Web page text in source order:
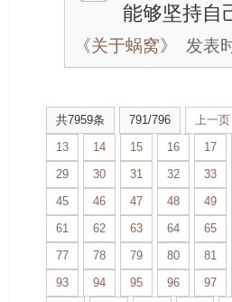
能够坚持自
《关于蜗窝》 发表
共7959条 791/796 上一页
13
14 15 16 17
29
30 31 32 33
45
46 47 48 49
61
62 63 64 65
77
78 79 80 81
93
94 95 96 97